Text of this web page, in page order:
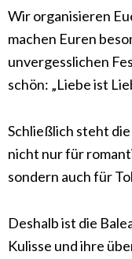
Wir organisieren
machen Euren
unvergesslichen
schön: „Liebe ist
Schließlich steht die
nicht nur für
sondern auch für
Deshalb ist die
Kulisse und ihre